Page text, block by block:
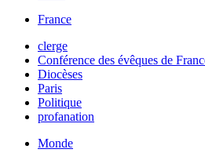
France
clerge
Conférence des évêques de
Diocèses
Paris
Politique
profanation
Monde